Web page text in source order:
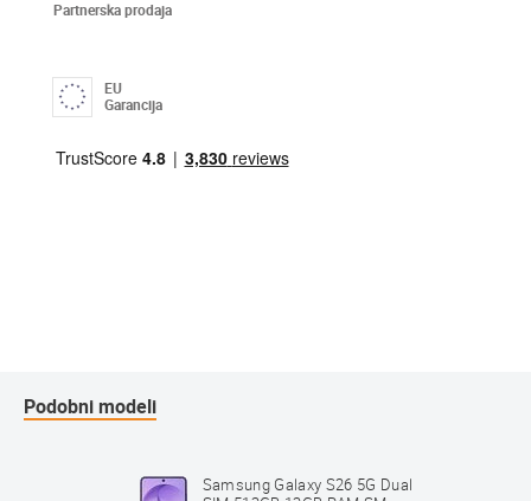
Partnerska prodaja
EU
Garancija
Podobni modeli
Samsung Galaxy S26 5G Dual